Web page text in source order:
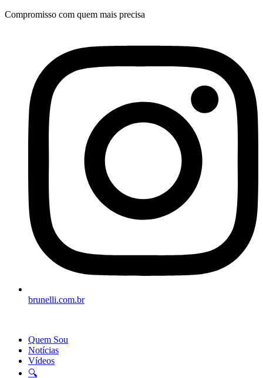
Ir
Compromisso com quem mais precisa
brunelli.com.br
Quem Sou
Notícias
Vídeos
🔍